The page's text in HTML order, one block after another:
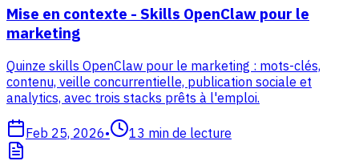
Mise en contexte - Skills OpenClaw pour le
marketing
Quinze skills OpenClaw pour le marketing : mots-clés,
contenu, veille concurrentielle, publication sociale et
analytics, avec trois stacks prêts à l'emploi.
Feb 25, 2026• 13 min de lecture